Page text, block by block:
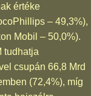
értéke
– 49,3%),
Mobil – 50,0%).
tudhatja
csupán 66,8 Mrd
(72,4%), míg